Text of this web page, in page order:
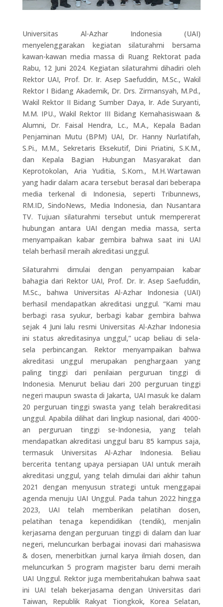
Universitas Al-Azhar Indonesia (UAI)
menyelenggarakan kegiatan silaturahmi bersama
kawan-kawan media massa di Ruang Rektorat pada
Rabu, 12 Juni 2024. Kegiatan silaturahmi dihadiri oleh
Rektor UAI, Prof. Dr. Ir. Asep Saefuddin, M.Sc., Wakil
Rektor I Bidang Akademik, Dr. Drs. Zirmansyah, M.Pd.,
Wakil Rektor II Bidang Sumber Daya, Ir. Ade Suryanti,
M.M. IPU., Wakil Rektor III Bidang Kemahasiswaan &
Alumni, Dr. Faisal Hendra, Lc., M.A., Kepala Badan
Penjaminan Mutu (BPM) UAI, Dr. Hanny Nurlatifah,
S.Pi., M.M., Sekretaris Eksekutif, Dini Priatini, S.K.M.,
dan Kepala Bagian Hubungan Masyarakat dan
Keprotokolan, Aria Yuditia, S.Kom., M.H. Wartawan
yang hadir dalam acara tersebut berasal dari beberapa
media terkenal di Indonesia, seperti Tribunnews,
RM.ID, SindoNews, Media Indonesia, dan Nusantara
TV. Tujuan silaturahmi tersebut untuk mempererat
hubungan antara UAI dengan media massa, serta
menyampaikan kabar gembira bahwa saat ini UAI
telah berhasil meraih akreditasi unggul.
Silaturahmi dimulai dengan penyampaian kabar
bahagia dari Rektor UAI, Prof. Dr. Ir. Asep Saefuddin,
M.Sc., bahwa Universitas Al-Azhar Indonesia (UAI)
berhasil mendapatkan akreditasi unggul. “Kami mau
berbagi rasa syukur, berbagi kabar gembira bahwa
sejak 4 Juni lalu resmi Universitas Al-Azhar Indonesia
ini status akreditasinya unggul,” ucap beliau di sela-
sela perbincangan. Rektor menyampaikan bahwa
akreditasi unggul merupakan penghargaan yang
paling tinggi dari penilaian perguruan tinggi di
Indonesia. Menurut beliau dari 200 perguruan tinggi
negeri maupun swasta di Jakarta, UAI masuk ke dalam
20 perguruan tinggi swasta yang telah berakreditasi
unggul. Apabila dilihat dari lingkup nasional, dari 4000-
an perguruan tinggi se-Indonesia, yang telah
mendapatkan akreditasi unggul baru 85 kampus saja,
termasuk Universitas Al-Azhar Indonesia. Beliau
bercerita tentang upaya persiapan UAI untuk meraih
akreditasi unggul, yang telah dimulai dari akhir tahun
2021 dengan menyusun strategi untuk menggapai
agenda menuju UAI Unggul. Pada tahun 2022 hingga
2023, UAI telah memberikan pelatihan dosen,
pelatihan tenaga kependidikan (tendik), menjalin
kerjasama dengan perguruan tinggi di dalam dan luar
negeri, meluncurkan berbagai inovasi dari mahasiswa
& dosen, menerbitkan jurnal karya ilmiah dosen, dan
meluncurkan 5 program magister baru demi meraih
UAI Unggul. Rektor juga memberitahukan bahwa saat
ini UAI telah bekerjasama dengan Universitas dari
Taiwan, Republik Rakyat Tiongkok, Korea Selatan,